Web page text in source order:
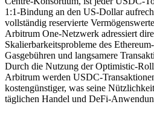
1:1-Bindung an den US-Dollar
vollständig reservierte
Arbitrum One-Netzwerk adressiert
Skalierbarkeitsprobleme des
Gasgebühren und langsamere
Durch die Nutzung der Optimistic-
Arbitrum werden USDC-
kostengünstiger, was seine
täglichen Handel und DeFi-